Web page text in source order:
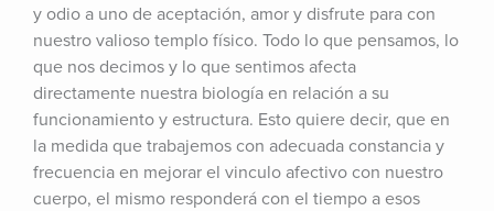
y odio a uno de aceptación, amor y disfrute para con
nuestro valioso templo físico. Todo lo que pensamos, lo
que nos decimos y lo que sentimos afecta
directamente nuestra biología en relación a su
funcionamiento y estructura. Esto quiere decir, que en
la medida que trabajemos con adecuada constancia y
frecuencia en mejorar el vinculo afectivo con nuestro
cuerpo, el mismo responderá con el tiempo a esos